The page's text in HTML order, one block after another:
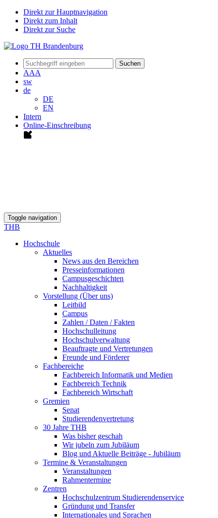
Direkt zur Hauptnavigation
Direkt zum Inhalt
Direkt zur Suche
Suchen
AAA
sw
de
DE
EN
Intern
Online-Einschreibung
Toggle navigation
THB
Hochschule
Aktuelles
News aus den Bereichen
Presseinformationen
Campusgeschichten
Nachhaltigkeit
Vorstellung (Über uns)
Leitbild
Campus
Zahlen / Daten / Fakten
Hochschulleitung
Hochschulverwaltung
Beauftragte und Vertretungen
Freunde und Förderer
Fachbereiche
Fachbereich Informatik und Medien
Fachbereich Technik
Fachbereich Wirtschaft
Gremien
Senat
Studierendenvertretung
30 Jahre THB
Was bisher geschah
Wir jubeln zum Jubiläum
Blog und Aktuelle Beiträge - Jubiläum
Termine & Veranstaltungen
Veranstaltungen
Rahmentermine
Zentren
Hochschulzentrum Studierendenservice
Gründung und Transfer
Internationales und Sprachen